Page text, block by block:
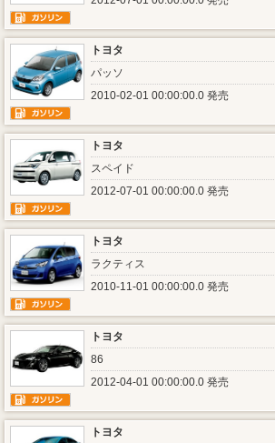
トヨタ
パッソ
2010-02-01 00:00:00.0 発売
トヨタ
スペイド
2012-07-01 00:00:00.0 発売
トヨタ
ラクティス
2010-11-01 00:00:00.0 発売
トヨタ
86
2012-04-01 00:00:00.0 発売
トヨタ